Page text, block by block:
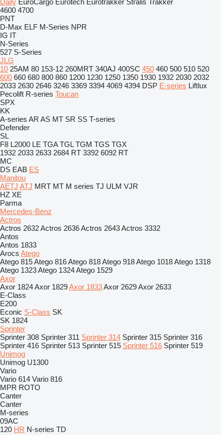
Daily EuroCargo Eurotech Eurotrakker Stralis Trakker
4600 4700
PNT
D-Max ELF M-Series NPR
IG IT
N-Series
527 S-Series
JLG
10 25AM 80 153-12 260MRT 340AJ 400SC 450 460 500 510 520
600 660 680 800 860 1200 1230 1250 1350 1930 1932 2030 2032
2033 2630 2646 3246 3369 3394 4069 4394 DSP E-series Liftlux
Pecolift R-series Toucan
SPX
KK
A-series AR AS MT SR SS T-series
Defender
SL
F8 L2000 LE TGA TGL TGM TGS TGX
1932 2033 2633 2684 RT 3392 6092 RT
MC
DS EAB ES
Manitou
AETJ ATJ MRT MT M series TJ ULM VJR
HZ XE
Parma
Mercedes-Benz
Actros
Actros 2632Actros 2636Actros 2643Actros 3332
Antos
Antos 1833
Arocs Atego
Atego 815Atego 816Atego 818Atego 918Atego 1018Atego 1318
Atego 1323Atego 1324Atego 1529
Axor
Axor 1824Axor 1829Axor 1833Axor 2629Axor 2633
E-Class
E200
Econic S-Class SK
SK 1824
Sprinter
Sprinter 308 Sprinter 311 Sprinter 314 Sprinter 315 Sprinter 316
Sprinter 416 Sprinter 513 Sprinter 515 Sprinter 516 Sprinter 519
Unimog
Unimog U1300
Vario
Vario 614 Vario 816
MPR ROTO
Canter
Canter
M-series
09AC
120 HR N-series TD